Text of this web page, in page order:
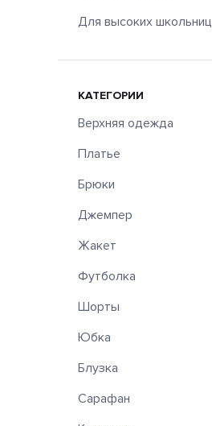
Для высоких школьниц
КАТЕГОРИИ
Верхняя одежда
Платье
Брюки
Джемпер
Жакет
Футболка
Шорты
Юбка
Блузка
Сарафан